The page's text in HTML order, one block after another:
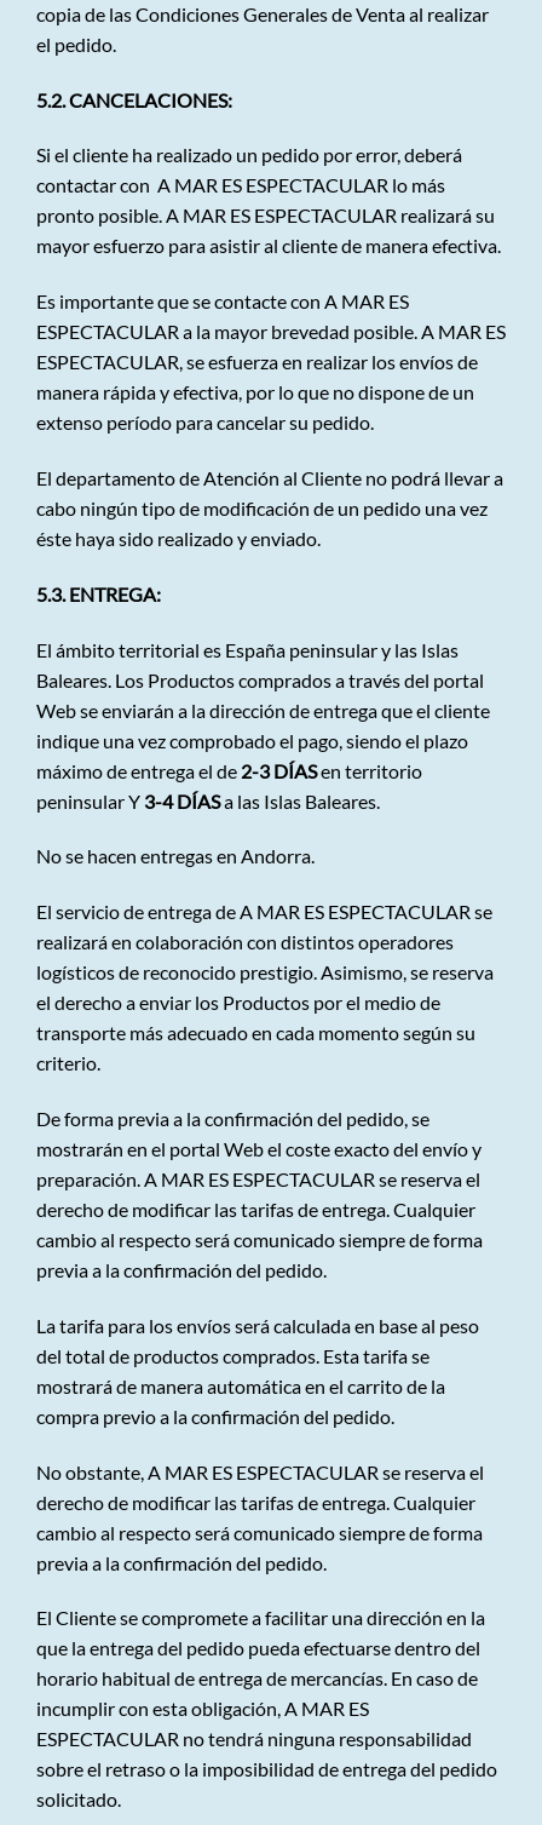
copia de las Condiciones Generales de Venta al realizar
el pedido.
5.2. CANCELACIONES:
Si el cliente ha realizado un pedido por error, deberá
contactar con A MAR ES ESPECTACULAR lo más
pronto posible. A MAR ES ESPECTACULAR realizará su
mayor esfuerzo para asistir al cliente de manera efectiva.
Es importante que se contacte con A MAR ES
ESPECTACULAR a la mayor brevedad posible. A MAR ES
ESPECTACULAR, se esfuerza en realizar los envíos de
manera rápida y efectiva, por lo que no dispone de un
extenso período para cancelar su pedido.
El departamento de Atención al Cliente no podrá llevar a
cabo ningún tipo de modificación de un pedido una vez
éste haya sido realizado y enviado.
5.3. ENTREGA:
El ámbito territorial es España peninsular y las Islas
Baleares. Los Productos comprados a través del portal
Web se enviarán a la dirección de entrega que el cliente
indique una vez comprobado el pago, siendo el plazo
máximo de entrega el de 2-3 DÍASen territorio
peninsular Y 3-4 DÍASa las Islas Baleares.
No se hacen entregas en Andorra.
El servicio de entrega de A MAR ES ESPECTACULAR se
realizará en colaboración con distintos operadores
logísticos de reconocido prestigio. Asimismo, se reserva
el derecho a enviar los Productos por el medio de
transporte más adecuado en cada momento según su
criterio.
De forma previa a la confirmación del pedido, se
mostrarán en el portal Web el coste exacto del envío y
preparación. A MAR ES ESPECTACULAR se reserva el
derecho de modificar las tarifas de entrega. Cualquier
cambio al respecto será comunicado siempre de forma
previa a la confirmación del pedido.
La tarifa para los envíos será calculada en base al peso
del total de productos comprados. Esta tarifa se
mostrará de manera automática en el carrito de la
compra previo a la confirmación del pedido.
No obstante, A MAR ES ESPECTACULAR se reserva el
derecho de modificar las tarifas de entrega. Cualquier
cambio al respecto será comunicado siempre de forma
previa a la confirmación del pedido.
El Cliente se compromete a facilitar una dirección en la
que la entrega del pedido pueda efectuarse dentro del
horario habitual de entrega de mercancías. En caso de
incumplir con esta obligación, A MAR ES
ESPECTACULAR no tendrá ninguna responsabilidad
sobre el retraso o la imposibilidad de entrega del pedido
solicitado.